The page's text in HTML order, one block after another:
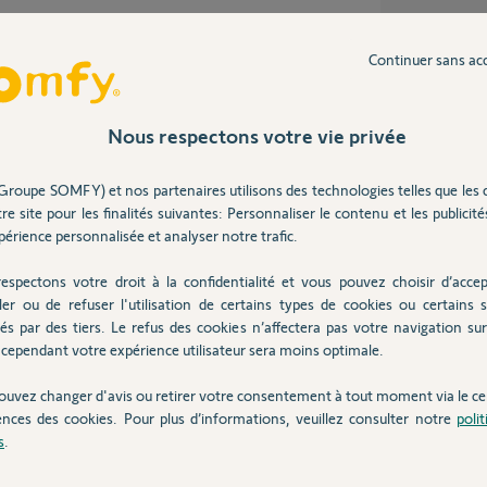
ans
Nous respectons votre vie privée
SOMFY) et nos partenaires utilisons des technologies telles que les
site pour les finalités suivantes: Personnaliser le contenu et les
personnalisée et analyser notre trafic.
votre droit à la confidentialité et vous pouvez choisir
ou de refuser l'utilisation de certains types de cookies ou certains
par des tiers. Le refus des cookies n’affectera pas votre navigation
votre expérience utilisateur sera moins optimale.
changer d'avis ou retirer votre consentement à tout moment via le
des cookies. Pour plus d’informations, veuillez consulter notre
Continuer sans